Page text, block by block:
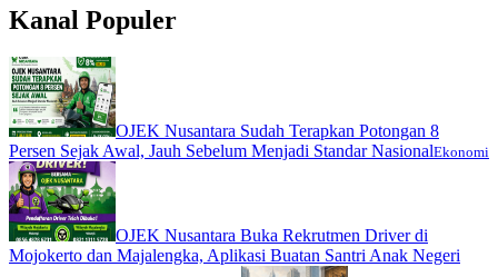
Kanal Populer
OJEK Nusantara Sudah Terapkan Potongan 8
Persen Sejak Awal, Jauh Sebelum Menjadi Standar NasionalEkonomi
OJEK Nusantara Buka Rekrutmen Driver di
Mojokerto dan Majalengka, Aplikasi Buatan Santri Anak Negeri